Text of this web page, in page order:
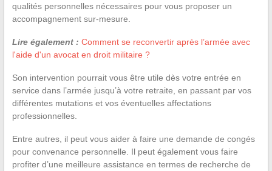
qualités personnelles nécessaires pour vous proposer un
accompagnement sur-mesure.
Lire également : Comment se reconvertir après l’armée avec
l'aide d'un avocat en droit militaire ?
Son intervention pourrait vous être utile dès votre entrée en
service dans l’armée jusqu’à votre retraite, en passant par vos
différentes mutations et vos éventuelles affectations
professionnelles.
Entre autres, il peut vous aider à faire une demande de congés
pour convenance personnelle. Il peut également vous faire
profiter d’une meilleure assistance en termes de recherche de